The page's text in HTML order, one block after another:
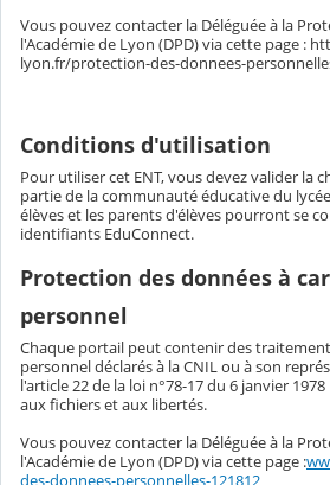
Vous pouvez contacter la Déléguée à la
l'Académie de Lyon (DPD) via cette page :
lyon.fr/protection-des-donnees-
Conditions d'utilisation
Pour utiliser cet ENT, vous devez valider la
partie de la communauté éducative du
élèves et les parents d'élèves pourront se
identifiants EduConnect.
Protection des données à
personnel
Chaque portail peut contenir des
personnel déclarés à la CNIL ou à son
l'article 22 de la loi n°78-17 du 6 janvier
aux fichiers et aux libertés.
Vous pouvez contacter la Déléguée à la
l'Académie de Lyon (DPD) via cette page :
des-donnees-personnelles-121812